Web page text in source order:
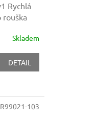
Rychlá
rouška
Skladem
DETAIL
R99021-103